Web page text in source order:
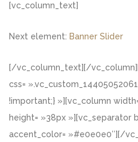
[vc_column_text]
Next element: Banner Slider
[/vc_column_text][/
css=
!important;} »][vc_column
height= »38px »][vc_separator
accent_color= »#e0e0e0″][/